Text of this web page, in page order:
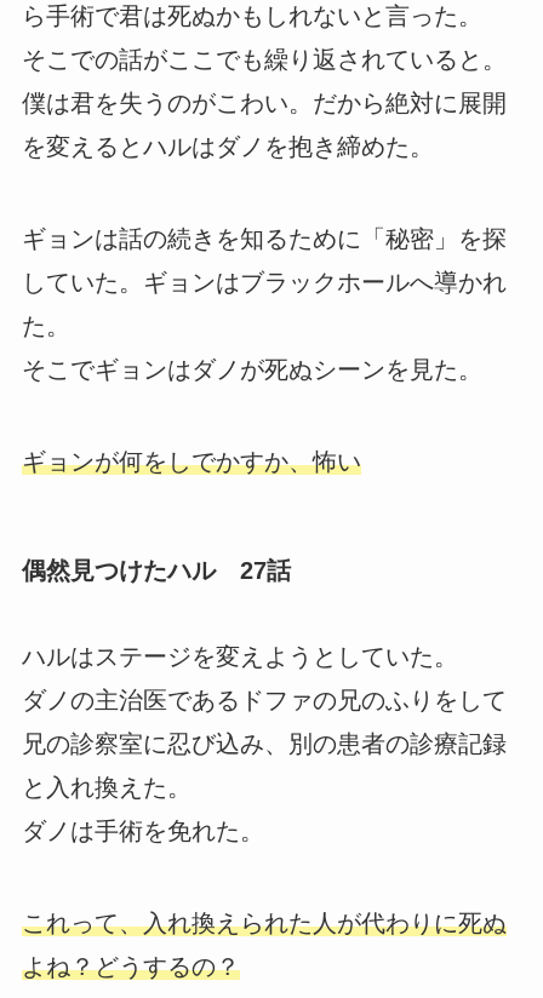
ら手術で君は死ぬかもしれないと言った。
そこでの話がここでも繰り返されていると。
僕は君を失うのがこわい。だから絶対に展開
を変えるとハルはダノを抱き締めた。
ギョンは話の続きを知るために「秘密」を探
していた。ギョンはブラックホールへ導かれ
た。
そこでギョンはダノが死ぬシーンを見た。
ギョンが何をしでかすか、怖い
偶然見つけたハル 27話
ハルはステージを変えようとしていた。
ダノの主治医であるドファの兄のふりをして
兄の診察室に忍び込み、別の患者の診療記録
と入れ換えた。
ダノは手術を免れた。
これって、入れ換えられた人が代わりに死ぬ
よね？どうするの？